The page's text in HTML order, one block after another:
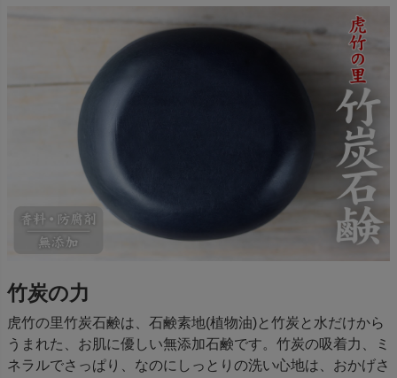
竹炭の力
虎竹の里竹炭石鹸は、石鹸素地(植物油)と竹炭と水だけから
うまれた、お肌に優しい無添加石鹸です。竹炭の吸着力、ミ
ネラルでさっぱり、なのにしっとりの洗い心地は、おかげさ